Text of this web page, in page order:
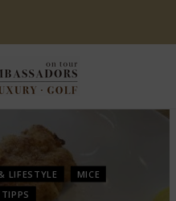
LIFESTYLE
MICE